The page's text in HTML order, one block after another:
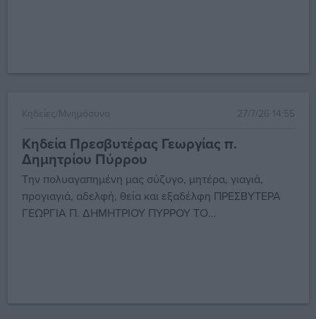
Κηδείες/Μνημόσυνα 27/7/26 14:55
Κηδεία Πρεσβυτέρας Γεωργίας π.
Δημητρίου Πύρρου
Την πολυαγαπημένη μας σύζυγο, μητέρα, γιαγιά,
προγιαγιά, αδελφή, θεία και εξαδέλφη ΠΡΕΣΒΥΤΕΡΑ
ΓΕΩΡΓΙΑ Π. ΔΗΜΗΤΡΙΟΥ ΠΥΡΡΟΥ ΤΟ...